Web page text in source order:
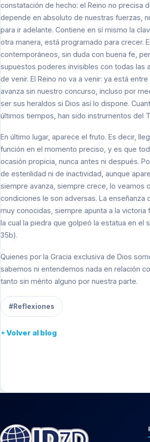
constatación de hecho: el Reino no precisa
depende en absoluto de nuestras fuerzas,
para ir adelante. Contiene en sí mismo la
otra manera, está programado para
contemporáneos, sin duda con buena fe,
supuestos poderes invisibles con todas las
de venir. El Reino no va a venir: ya está
avanza sin nuestro concurso, incluso por
ser sus heraldos si Dios así lo dispone.
últimos tiempos, han sido instrumentos del
En último lugar, aparece el fruto. Es decir,
función en el momento preciso, y es que
ocasión propicia, nunca antes ni después.
de esterilidad ni de inactividad, aunque
siempre avanza, siempre crece, lo veamos
condiciones le son adversas. La
muy conocidas, siempre apunta a la victoria
la cual la piedra que golpeó la estatua en el
35b).
Quienes por la Gracia exclusiva de Dios
sabemos ni entendemos nada en relación
tanto sin mérito alguno por nuestra parte.
#Reflexiones
Volver al blog